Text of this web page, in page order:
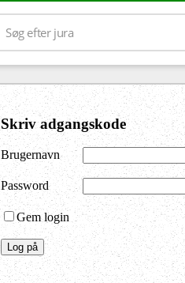
Skriv adgangskode
Brugernavn
Password
Gem login